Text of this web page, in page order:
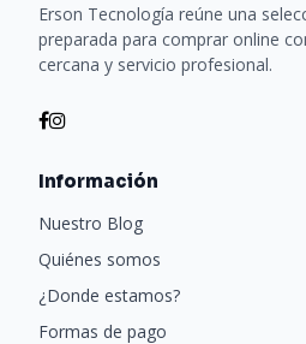
Erson Tecnología reúne una
preparada para comprar online
cercana y servicio profesional.
Información
Nuestro Blog
Quiénes somos
¿Donde estamos?
Formas de pago